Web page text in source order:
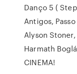
Danço 5 (
Antigos,
Alyson Stoner,
Harmath
CINEMA!